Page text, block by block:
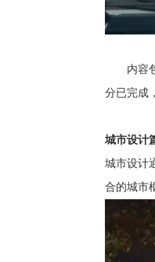
内容
分已完成
城市设计
城市设计
合的城市